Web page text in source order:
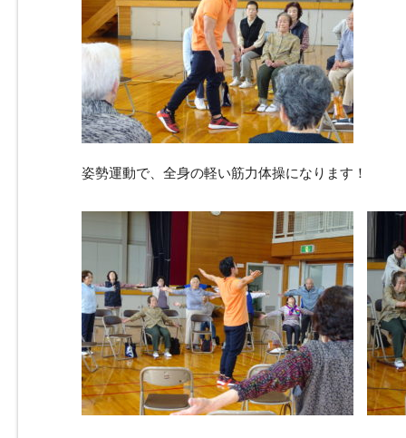
姿勢運動で、全身の軽い筋力体操になります！